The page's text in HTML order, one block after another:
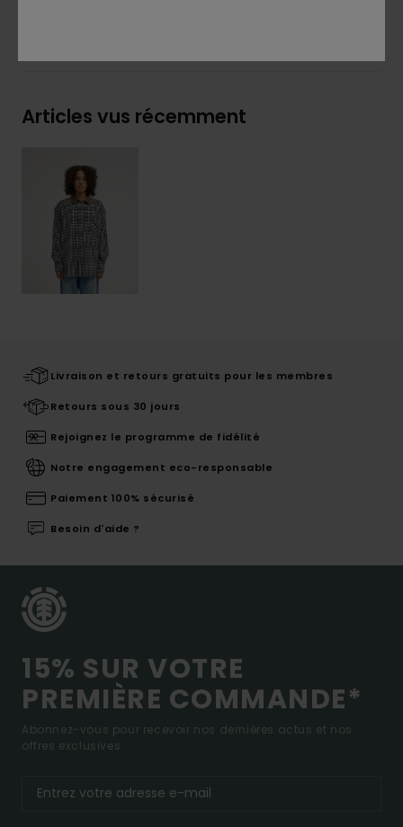
Articles vus récemment
Livraison et retours gratuits pour les membres
Retours sous 30 jours
Rejoignez le programme de fidélité
Notre engagement eco-responsable
Paiement 100% sécurisé
Besoin d'aide ?
15% SUR VOTRE
PREMIÈRE COMMANDE*
Abonnez-vous pour recevoir nos dernières actus et nos
offres exclusives.